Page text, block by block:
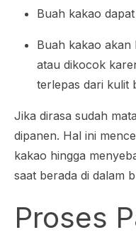
Buah kakao
Buah kakao akan
atau dikocok
terlepas dari kulit
Jika dirasa sudah
dipanen. Hal ini
kakao hingga
saat berada di dalam
Proses